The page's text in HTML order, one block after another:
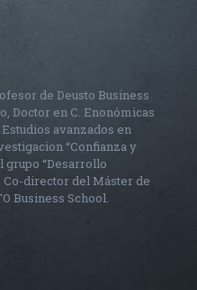
de Deusto Business
Doctor en C. Enonómicas
avanzados en
“Confianza y
grupo “Desarrollo
Co-director del Máster de
Business School.